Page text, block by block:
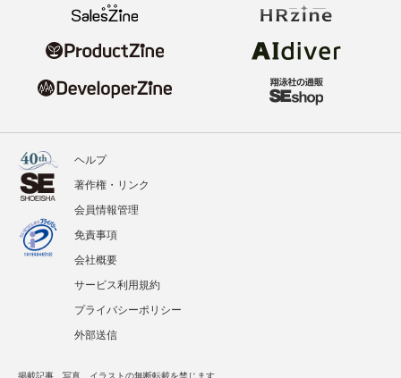
ヘルプ
著作権・リンク
会員情報管理
免責事項
会社概要
サービス利用規約
プライバシーポリシー
外部送信
掲載記事、写真、イラストの無断転載を禁じます。